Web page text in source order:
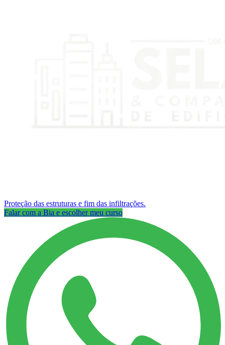
Proteção das estruturas e fim das infiltrações.
Falar com a Bia e escolher meu curso